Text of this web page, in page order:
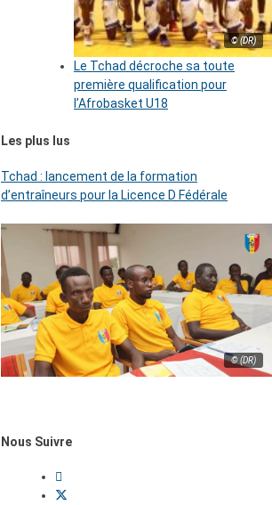
© (DR)
Le Tchad décroche sa toute
première qualification pour
l’Afrobasket U18
Les plus lus
Tchad : lancement de la formation
d’entraîneurs pour la Licence D Fédérale
© (DR)
Nous Suivre